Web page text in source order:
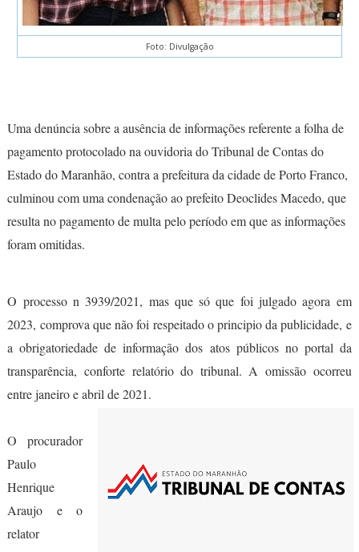
Foto: Divulgação
Uma denúncia sobre a ausência de informações referente a folha de
pagamento protocolado na ouvidoria do Tribunal de Contas do
Estado do Maranhão, contra a prefeitura da cidade de Porto Franco,
culminou com uma condenação ao prefeito Deoclides Macedo, que
resulta no pagamento de multa pelo período em que as informações
foram omitidas.
O processo n 3939/2021, mas que só que foi julgado agora em
2023, comprova que não foi respeitado o principio da publicidade, e
a obrigatoriedade de informação dos atos públicos no portal da
transparência, conforte relatório do tribunal. A omissão ocorreu
entre janeiro e abril de 2021.
O procurador
Paulo
Henrique
Araujo e o
relator